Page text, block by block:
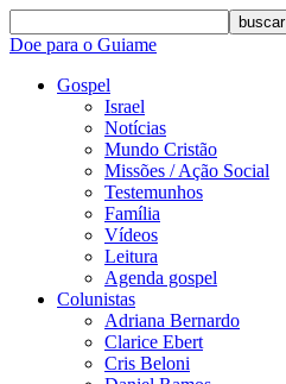
buscar
Doe para o Guiame
Gospel
Israel
Notícias
Mundo Cristão
Missões / Ação Social
Testemunhos
Família
Vídeos
Leitura
Agenda gospel
Colunistas
Adriana Bernardo
Clarice Ebert
Cris Beloni